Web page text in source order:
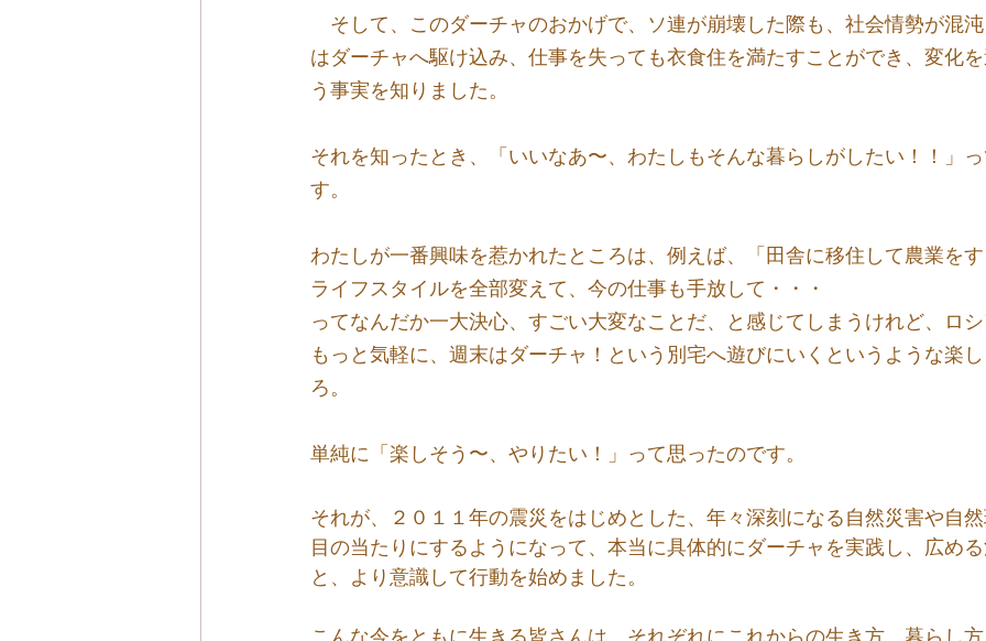
そして、このダーチャのおかげで、ソ連が崩壊した際も、社会情勢が混
はダーチャへ駆け込み、仕事を失っても衣食住を満たすことができ、変化
う事実を知りました。
それを知ったとき、「いいなあ〜、わたしもそんな暮らしがしたい！！」
す。
わたしが一番興味を惹かれたところは、例えば、「田舎に移住して農業を
ライフスタイルを全部変えて、今の仕事も手放して・・・
ってなんだか一大決心、すごい大変なことだ、と感じてしまうけれど、ロ
もっと気軽に、週末はダーチャ！という別宅へ遊びにいくというような楽
ろ。
単純に「楽しそう〜、やりたい！」って思ったのです。
それが、２０１１年の震災をはじめとした、年々深刻になる自然災害や自
目の当たりにするようになって、本当に具体的にダーチャを実践し、広め
と、より意識して行動を始めました。
こんな今をともに生きる皆さんは、それぞれにこれからの生き方、暮らし